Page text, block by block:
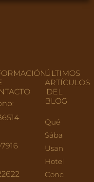
ÚLTIMOS
ARTÍCULOS
DEL
BLOG
Qué
Sábanas
Usan Los
Hoteles:
Conoce